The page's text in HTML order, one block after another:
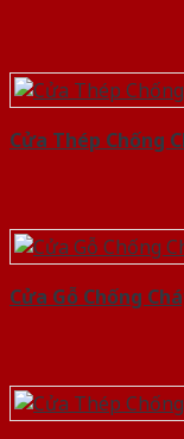
Cửa Thép Chống
Cửa Gỗ Chống